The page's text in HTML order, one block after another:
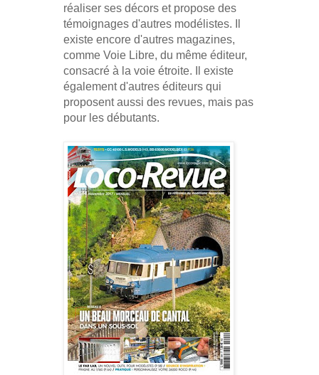
réaliser ses décors et propose des
témoignages d'autres modélistes. Il
existe encore d'autres magazines,
comme Voie Libre, du même éditeur,
consacré à la voie étroite. Il existe
également d'autres éditeurs qui
proposent aussi des revues, mais pas
pour les débutants.